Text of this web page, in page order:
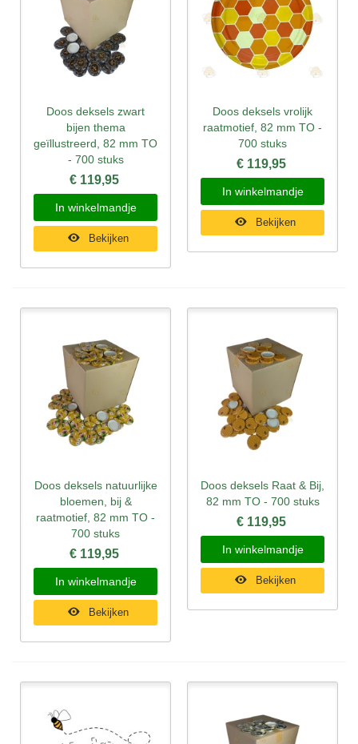
Doos deksels zwart
bijen thema
geïllustreerd, 82 mm TO
- 700 stuks
€ 119,95
In winkelmandje
Bekijken
Doos deksels vrolijk
raatmotief, 82 mm TO -
700 stuks
€ 119,95
In winkelmandje
Bekijken
Doos deksels natuurlijke
bloemen, bij &
raatmotief, 82 mm TO -
700 stuks
€ 119,95
In winkelmandje
Bekijken
Doos deksels Raat & Bij,
82 mm TO - 700 stuks
€ 119,95
In winkelmandje
Bekijken